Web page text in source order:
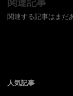
関連する記事はまだ
人気記事